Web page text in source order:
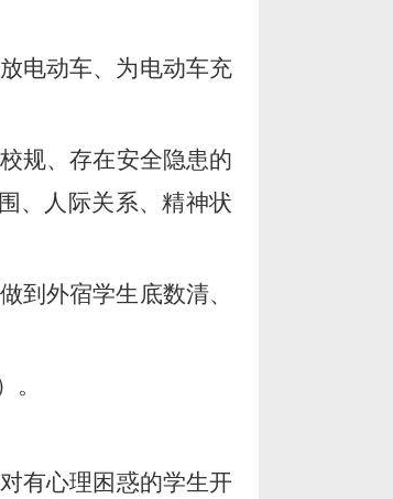
电动车、为电动车充
规、存在安全隐患的
、人际关系、精神状
到外宿学生底数清、
。
有心理困惑的学生开